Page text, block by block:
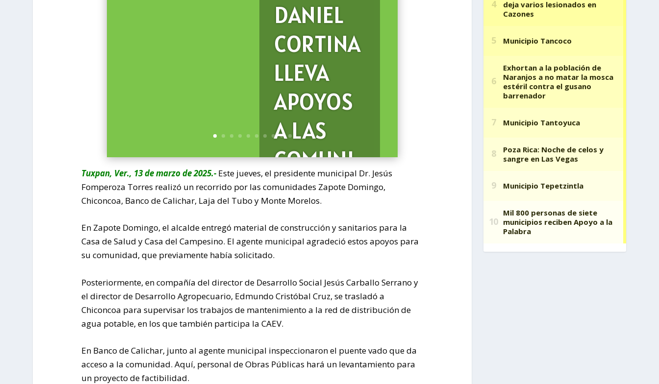
DANIEL
CORTINA
LLEVA
APOYOS
A LAS
COMUNI
DADES
MÁS
ALEJADA
S DE LA
CABECER
A
MUNICIP
Tuxpan, Ver., 13 de marzo de 2025.- Este jueves, el presidente municipal Dr. Jesús
Fomperoza Torres realizó un recorrido por las comunidades Zapote Domingo,
Chiconcoa, Banco de Calichar, Laja del Tubo y Monte Morelos.
En Zapote Domingo, el alcalde entregó material de construcción y sanitarios para la
Casa de Salud y Casa del Campesino. El agente municipal agradeció estos apoyos para
su comunidad, que previamente había solicitado.
Posteriormente, en compañía del director de Desarrollo Social Jesús Carballo Serrano y
el director de Desarrollo Agropecuario, Edmundo Cristóbal Cruz, se trasladó a
Chiconcoa para supervisar los trabajos de mantenimiento a la red de distribución de
agua potable, en los que también participa la CAEV.
En Banco de Calichar, junto al agente municipal inspeccionaron el puente vado que da
acceso a la comunidad. Aquí, personal de Obras Públicas hará un levantamiento para
un proyecto de factibilidad.